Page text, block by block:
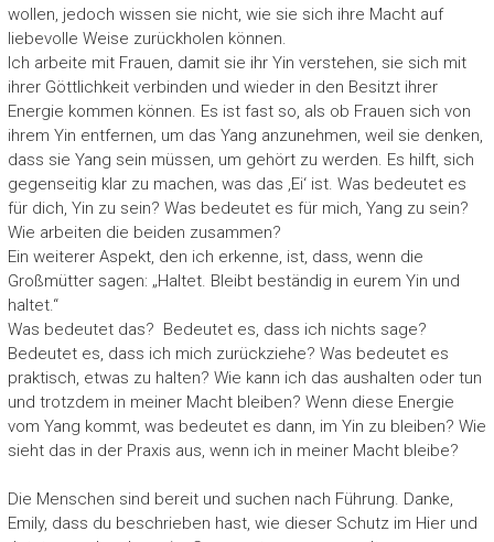
wollen, jedoch wissen sie nicht, wie sie sich ihre Macht auf
liebevolle Weise zurückholen können.
Ich arbeite mit Frauen, damit sie ihr Yin verstehen, sie sich mit
ihrer Göttlichkeit verbinden und wieder in den Besitzt ihrer
Energie kommen können. Es ist fast so, als ob Frauen sich von
ihrem Yin entfernen, um das Yang anzunehmen, weil sie denken,
dass sie Yang sein müssen, um gehört zu werden. Es hilft, sich
gegenseitig klar zu machen, was das ‚Ei‘ ist. Was bedeutet es
für dich, Yin zu sein? Was bedeutet es für mich, Yang zu sein?
Wie arbeiten die beiden zusammen?
Ein weiterer Aspekt, den ich erkenne, ist, dass, wenn die
Großmütter sagen: „Haltet. Bleibt beständig in eurem Yin und
haltet.“
Was bedeutet das? Bedeutet es, dass ich nichts sage?
Bedeutet es, dass ich mich zurückziehe? Was bedeutet es
praktisch, etwas zu halten? Wie kann ich das aushalten oder tun
und trotzdem in meiner Macht bleiben? Wenn diese Energie
vom Yang kommt, was bedeutet es dann, im Yin zu bleiben? Wie
sieht das in der Praxis aus, wenn ich in meiner Macht bleibe?
Die Menschen sind bereit und suchen nach Führung. Danke,
Emily, dass du beschrieben hast, wie dieser Schutz im Hier und